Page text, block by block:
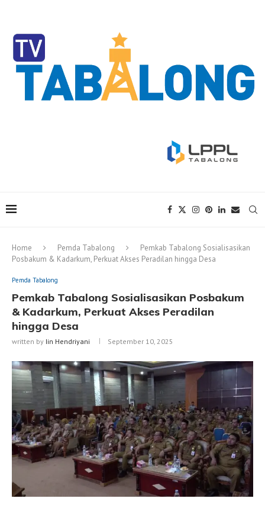
Home Pemda Tabalong
Pemkab Tabalong Sosialisasikan
Posbakum & Kadarkum, Perkuat Akses Peradilan hingga Desa
Pemda Tabalong
Pemkab Tabalong Sosialisasikan Posbakum
& Kadarkum, Perkuat Akses Peradilan
hingga Desa
written by Iin Hendriyani September 10, 2025